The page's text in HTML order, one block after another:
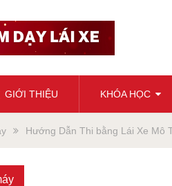
GIỚI THIỆU KHÓA HỌC
Hướng Dẫn Thi bằng Lái Xe Mô